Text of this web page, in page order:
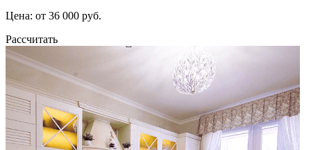
Цена: от 36 000 руб.
Рассчитать